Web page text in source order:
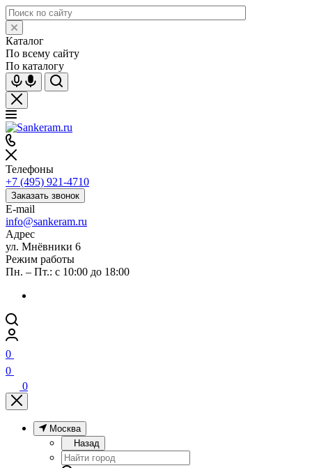
Каталог
По всему сайту
По каталогу
Телефоны
+7 (495) 921-4710
Заказать звонок
E-mail
info@sankeram.ru
Адрес
ул. Мнёвники 6
Режим работы
Пн. – Пт.: с 10:00 до 18:00
0
0
0
Москва
Назад